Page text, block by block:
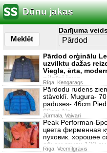
Dūnu jakas
Meklēt
Darījuma
Pārdod orģinālu
uzvilktu dažas
Viegla, ērta,
pilnīgi jaun
Rīga, Ķengarags
Pārdodu rudens
stāvoklī. Mugura-
paduses- 46cm
60cm No
Jūrmala, Vaivari
Peak Performan-
цвета фирменная
пуховик. хорошее
обьем груди 120 см.
Rīga, Vecmīlgrāvis